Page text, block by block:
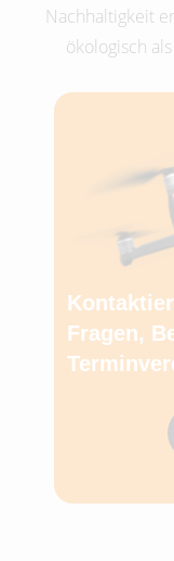
Nachhaltigkeit
ökologisch
Fragen,